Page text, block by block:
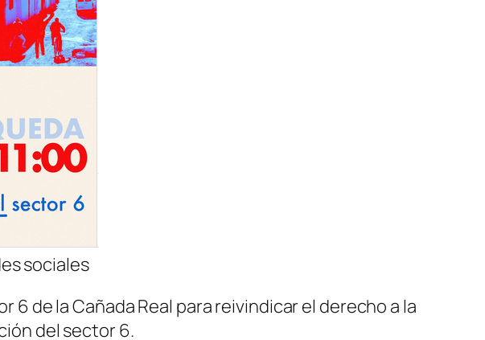
sociales
6 de la Cañada Real para reivindicar el derecho a la
del sector 6.